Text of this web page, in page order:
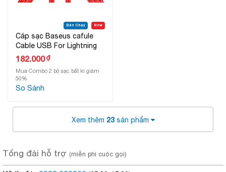
Bán Chạy New
Cáp sạc Baseus cafule
Cable USB For Lightning
182.000₫
Mua Combo 2 bộ sạc bất kì giảm
50%
So Sánh
Xem thêm 23sản phẩm
Tổng đài hỗ trợ (miễn phí cuộc gọi)